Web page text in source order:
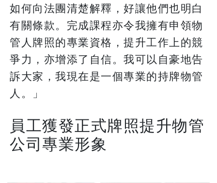
如何向法團清楚解釋，好讓他們也明白
有關條款。完成課程亦令我擁有申領物
管人牌照的專業資格，提升工作上的競
爭力，亦增添了自信。我可以自豪地告
訴大家，我現在是一個專業的持牌物管
人。」
員工獲發正式牌照提升物管
公司專業形象